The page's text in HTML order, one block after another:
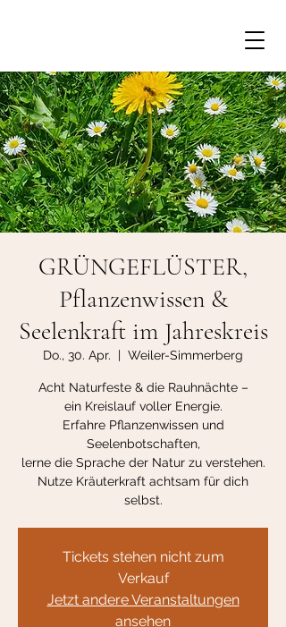
GRÜNGEFLÜSTER,
Pflanzenwissen &
Seelenkraft im Jahreskreis
Do., 30. Apr.
  |
Weiler-Simmerberg
Acht Naturfeste & die Rauhnächte –
ein Kreislauf voller Energie.
Erfahre Pflanzenwissen und
Seelenbotschaften,
lerne die Sprache der Natur zu verstehen.
Nutze Kräuterkraft achtsam für dich
Tickets stehen nicht zum
Verkauf
Jetzt andere Veranstaltungen
ansehen